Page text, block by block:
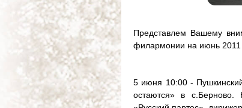
Представлем Вашему
филармонии на июнь 2011
5 июня 10:00 -
остаются» в с.Берново.